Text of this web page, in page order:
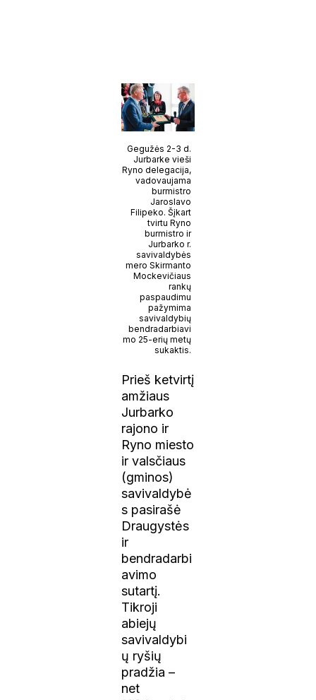
Gegužės 2-3 d.
Jurbarke vieši
Ryno delegacija,
vadovaujama
burmistro
Jaroslavo
Filipeko. Šįkart
tvirtu Ryno
burmistro ir
Jurbarko r.
savivaldybės
mero Skirmanto
Mockevičiaus
rankų
paspaudimu
pažymima
savivaldybių
bendradarbiavi
mo 25-erių metų
sukaktis.
Prieš ketvirtį
amžiaus
Jurbarko
rajono ir
Ryno miesto
ir valsčiaus
(gminos)
savivaldybė
s pasirašė
Draugystės
ir
bendradarbi
avimo
sutartį.
Tikroji
abiejų
savivaldybi
ų ryšių
pradžia –
net